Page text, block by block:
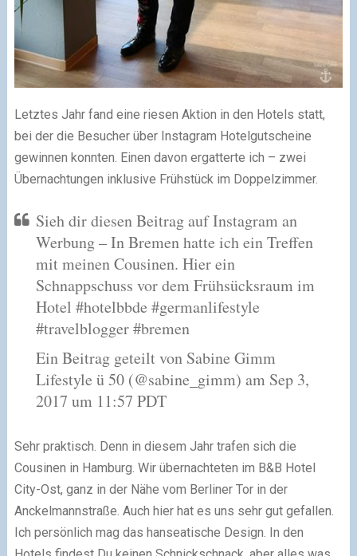
Letztes Jahr fand eine riesen Aktion in den Hotels statt,
bei der die Besucher über Instagram Hotelgutscheine
gewinnen konnten. Einen davon ergatterte ich – zwei
Übernachtungen inklusive Frühstück im Doppelzimmer.
Sieh dir diesen Beitrag auf Instagram an
Werbung – In Bremen hatte ich ein Treffen
mit meinen Cousinen. Hier ein
Schnappschuss vor dem Frühsücksraum im
Hotel #hotelbbde #germanlifestyle
#travelblogger #bremen
Ein Beitrag geteilt von Sabine Gimm
Lifestyle ü 50 (@sabine_gimm) am Sep 3,
2017 um 11:57 PDT
Sehr praktisch. Denn in diesem Jahr trafen sich die
Cousinen in Hamburg. Wir übernachteten im B&B Hotel
City-Ost, ganz in der Nähe vom Berliner Tor in der
Anckelmannstraße. Auch hier hat es uns sehr gut gefallen.
Ich persönlich mag das hanseatische Design. In den